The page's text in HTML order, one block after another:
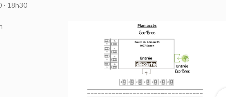
- 18h30